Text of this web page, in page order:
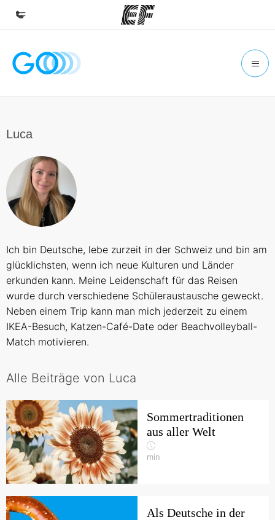
Home
Büros in der Nähe
Über uns
Wer wir sind
Teil des Teams werden
Luca
Ich bin Deutsche, lebe zurzeit in der Schweiz und bin am
glücklichsten, wenn ich neue Kulturen und Länder
erkunden kann. Meine Leidenschaft für das Reisen
wurde durch verschiedene Schüleraustausche geweckt.
Neben einem Trip kann man mich jederzeit zu einem
IKEA-Besuch, Katzen-Café-Date oder Beachvolleyball-
Match motivieren.
Alle Beiträge von Luca
Sommertraditionen
aus aller Welt
min
Als Deutsche in der